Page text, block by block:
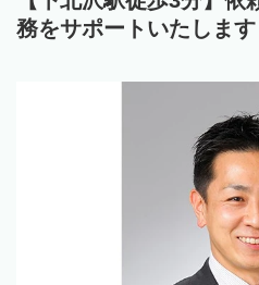
務をサポートいたします